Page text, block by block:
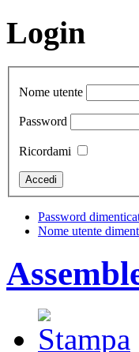
Login
Nome utente
Password
Ricordami
Password
Nome utente